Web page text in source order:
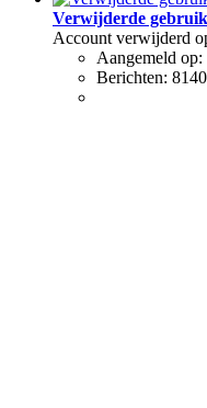
Verwijderde
Account verwijderd
Aangemeld op:
Berichten: 8140